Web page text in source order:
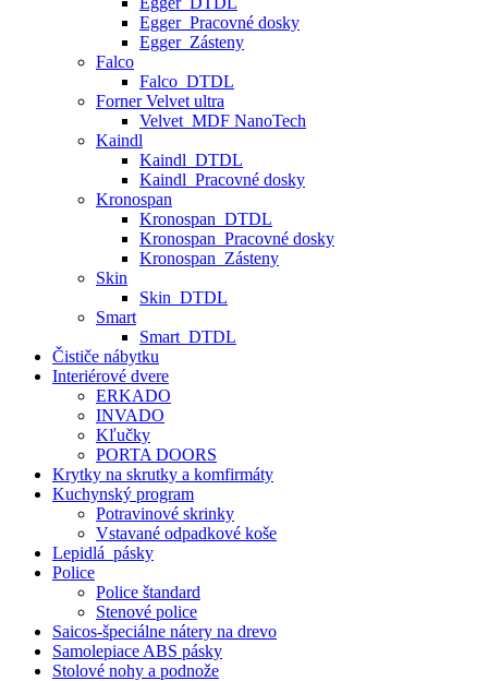
Egger_Pracovné dosky
Egger_Zásteny
Falco
Falco_DTDL
Forner Velvet ultra
Velvet_MDF NanoTech
Kaindl
Kaindl_DTDL
Kaindl_Pracovné dosky
Kronospan
Kronospan_DTDL
Kronospan_Pracovné dosky
Kronospan_Zásteny
Skin
Skin_DTDL
Smart
Smart_DTDL
Čističe nábytku
Interiérové dvere
ERKADO
INVADO
Kľučky
PORTA DOORS
Krytky na skrutky a komfirmáty
Kuchynský program
Potravinové skrinky
Vstavané odpadkové koše
Lepidlá_pásky
Police
Police štandard
Stenové police
Saicos-špeciálne nátery na drevo
Samolepiace ABS pásky
Stolové nohy a podnože